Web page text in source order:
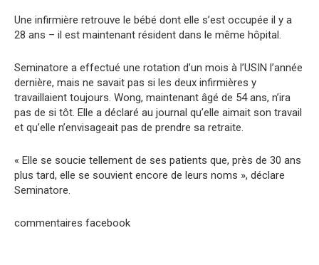
Une infirmière retrouve le bébé dont elle s’est occupée il y a
28 ans – il est maintenant résident dans le même hôpital.
Seminatore a effectué une rotation d’un mois à l’USIN l’année
dernière, mais ne savait pas si les deux infirmières y
travaillaient toujours. Wong, maintenant âgé de 54 ans, n’ira
pas de si tôt. Elle a déclaré au journal qu’elle aimait son travail
et qu’elle n’envisageait pas de prendre sa retraite.
« Elle se soucie tellement de ses patients que, près de 30 ans
plus tard, elle se souvient encore de leurs noms », déclare
Seminatore.
commentaires facebook